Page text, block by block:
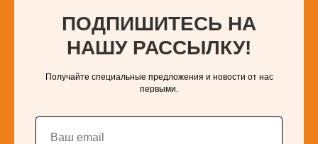
ПОДПИШИТЕСЬ НА
НАШУ РАССЫЛКУ!
Получайте специальные предложения и новости от нас
первыми.